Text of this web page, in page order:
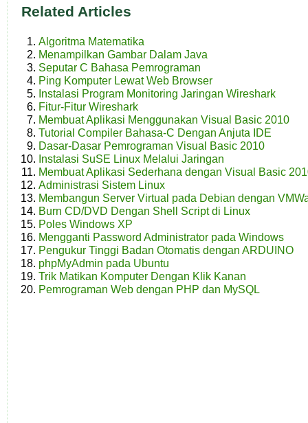
Related Articles
Algoritma Matematika
Menampilkan Gambar Dalam Java
Seputar C Bahasa Pemrograman
Ping Komputer Lewat Web Browser
Instalasi Program Monitoring Jaringan Wireshark
Fitur-Fitur Wireshark
Membuat Aplikasi Menggunakan Visual Basic 2010
Tutorial Compiler Bahasa-C Dengan Anjuta IDE
Dasar-Dasar Pemrograman Visual Basic 2010
Instalasi SuSE Linux Melalui Jaringan
Membuat Aplikasi Sederhana dengan Visual Basic
Administrasi Sistem Linux
Membangun Server Virtual pada Debian dengan
Burn CD/DVD Dengan Shell Script di Linux
Poles Windows XP
Mengganti Password Administrator pada Windows
Pengukur Tinggi Badan Otomatis dengan ARDUINO
phpMyAdmin pada Ubuntu
Trik Matikan Komputer Dengan Klik Kanan
Pemrograman Web dengan PHP dan MySQL